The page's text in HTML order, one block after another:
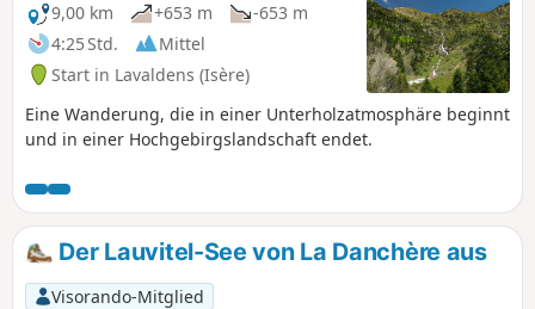
9,00 km
+653 m
-653 m
4:25 Std.
Mittel
Start in Lavaldens (Isère)
Eine Wanderung, die in einer Unterholzatmosphäre beginnt
und in einer Hochgebirgslandschaft endet.
Der Lauvitel-See von La Danchère aus
Visorando-Mitglied